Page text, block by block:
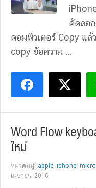
คัดลอ
คอมพิวเตอร์ Copy แล้
copy ข้อความ ...
Word Flow
ใหม่
หมวดหมู่: apple, iphone,
เมษายน 2016